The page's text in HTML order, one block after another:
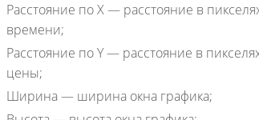
Расстояние по X— расстояние в
времени;
Расстояние по Y— расстояние в
цены;
Ширина— ширина окна графика;